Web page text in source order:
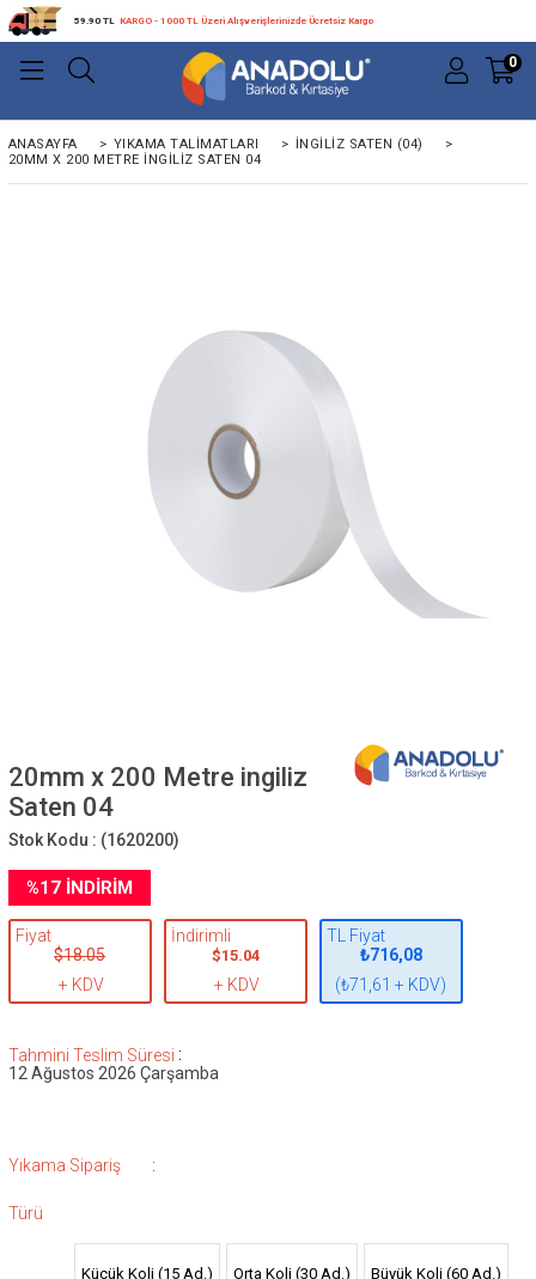
59.90 TL KARGO - 1000 TL Üzeri Alışverişlerinizde Ücretsiz Kargo
0
ANASAYFA > YIKAMA TALIMATLARI > İNGILIZ SATEN (04)
>
20MM X 200 METRE INGILIZ SATEN 04
20mm x 200 Metre ingiliz
Saten 04
Stok Kodu : (1620200)
%17İNDIRIM
Fiyat
$18.05
+ KDV
İndirimli
$15.04
+ KDV
TL Fiyat
₺716,08
(₺71,61 + KDV)
Tahmini Teslim Süresi :
12 Ağustos 2026 Çarşamba
Yıkama Sipariş
Türü
:
Küçük Koli (15 Ad.) Orta Koli (30 Ad.) Büyük Koli (60 Ad.)